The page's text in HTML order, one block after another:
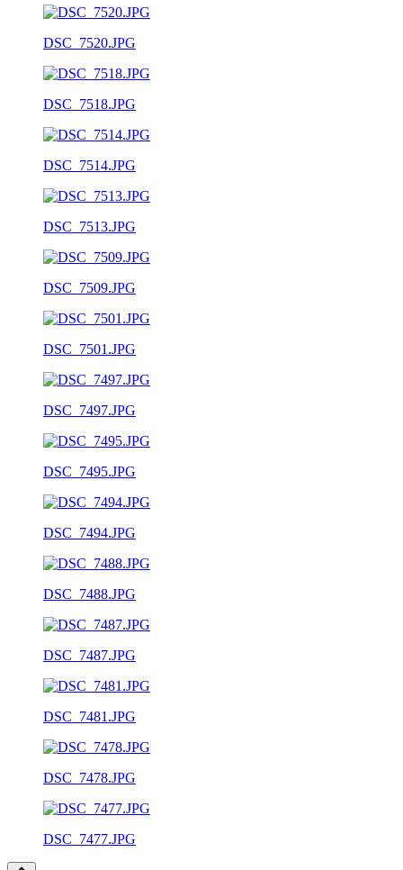
DSC_7520.JPG
DSC_7518.JPG
DSC_7514.JPG
DSC_7513.JPG
DSC_7509.JPG
DSC_7501.JPG
DSC_7497.JPG
DSC_7495.JPG
DSC_7494.JPG
DSC_7488.JPG
DSC_7487.JPG
DSC_7481.JPG
DSC_7478.JPG
DSC_7477.JPG